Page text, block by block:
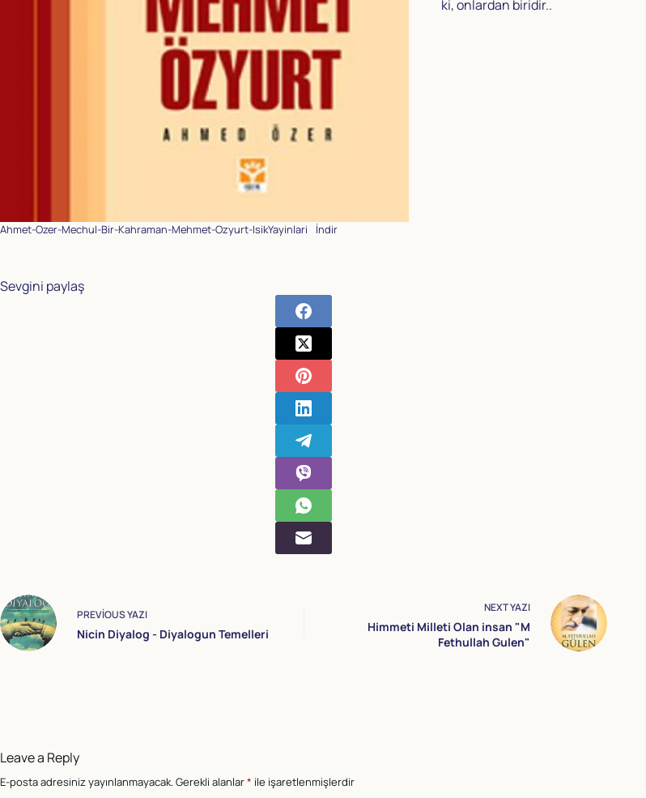
ki, onlardan biridir..
Ahmet-Ozer-Mechul-Bir-Kahraman-Mehmet-Ozyurt-IsikYayinlari İndir
Sevgini paylaş
PREVIOUSYAZI
Nicin Diyalog - Diyalogun Temelleri
NEXTYAZI
Himmeti Milleti Olan insan "M
Fethullah Gulen"
Leave a Reply
E-posta adresiniz yayınlanmayacak.Gerekli alanlar* ile işaretlenmişlerdir